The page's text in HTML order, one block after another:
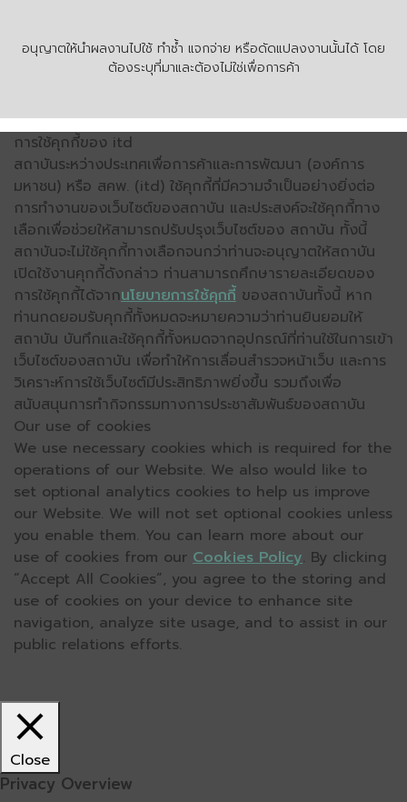
อนุญาตให้นำผลงานไปใช้ ทำซ้ำ แจกจ่าย หรือดัดแปลงงานนั้นได้ โดย
ต้องระบุที่มาและต้องไม่ใช่เพื่อการค้า
การใช้คุกกี้ของ itd
สถาบันระหว่างประเทศเพื่อการค้าและการพัฒนา (องค์การ
มหาชน) หรือ สคพ. (itd) ใช้คุกกี้ที่มีความจำเป็นอย่างยิ่งต่อ
การทำงานของเว็บไซต์ของสถาบัน และประสงค์จะใช้คุกกี้ทาง
เลือกเพื่อช่วยให้สามารถปรับปรุงเว็บไซต์ของ สถาบัน ทั้งนี้
สถาบันจะไม่ใช้คุกกี้ทางเลือกจนกว่าท่านจะอนุญาตให้สถาบัน
เปิดใช้งานคุกกี้ดังกล่าว ท่านสามารถศึกษารายละเอียดของ
การใช้คุกกี้ได้จากนโยบายการใช้คุกกี้ ของสถาบันทั้งนี้ หาก
ท่านกดยอมรับคุกกี้ทั้งหมดจะหมายความว่าท่านยินยอมให้
สถาบัน บันทึกและใช้คุกกี้ทั้งหมดจากอุปกรณ์ที่ท่านใช้ในการเข้า
เว็บไซต์ของสถาบัน เพื่อทำให้การเลื่อนสำรวจหน้าเว็บ และการ
วิเคราะห์การใช้เว็บไซต์มีประสิทธิภาพยิ่งขึ้น รวมถึงเพื่อ
สนับสนุนการทำกิจกรรมทางการประชาสัมพันธ์ของสถาบัน
Our use of cookies
We use necessary cookies which is required for the
operations of our Website. We also would like to
set optional analytics cookies to help us improve
our Website. We will not set optional cookies unless
you enable them. You can learn more about our
use of cookies from our Cookies Policy. By clicking
“Accept All Cookies”, you agree to the storing and
use of cookies on your device to enhance site
navigation, analyze site usage, and to assist in our
public relations efforts.
Close
Privacy Overview